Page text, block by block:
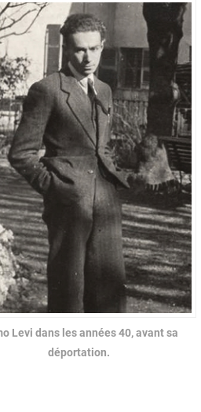
Levi dans les années 40, avant sa
déportation.